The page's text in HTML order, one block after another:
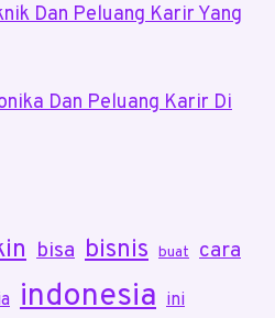
Dan Peluang Karir Yang
Dan Peluang Karir Di
bisa bisnis buat cara
indonesia ini